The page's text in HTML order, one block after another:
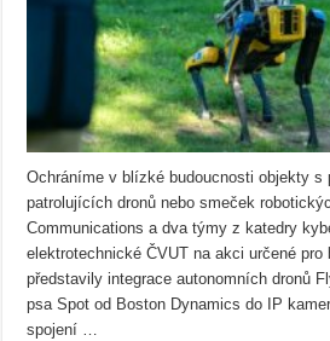
Ochráníme v blízké budoucnosti objekty s
patrolujících dronů nebo smeček
Communications a dva týmy z katedry
elektrotechnické ČVUT na akci určené
představily integrace autonomních dronů
psa Spot od Boston Dynamics do IP
spojení …